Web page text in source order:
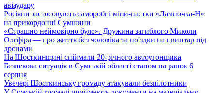
авіаудару
Росіяни застосовують саморобні міни-пастки «Лампочка-Н»
на прикордонні Сумщини
«Страшно неймовірно було». Дружина загиблого Миколи
Олефіра — про життя без чоловіка та поїздки на цвинтар під
дронами
На Шосткинщині спіймали 20-річного автоугонщика
Безпекова ситуація в Сумській області станом на ранок 6
серпня
Увечері Шосткинську громаду атакували безпілотники